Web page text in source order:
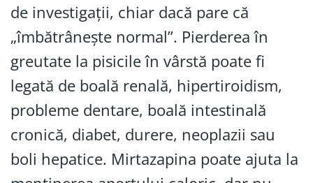
de investigații, chiar dacă pare că
„îmbătrânește normal”. Pierderea în
greutate la pisicile în vârstă poate fi
legată de boală renală, hipertiroidism,
probleme dentare, boală intestinală
cronică, diabet, durere, neoplazii sau
boli hepatice. Mirtazapina poate ajuta la